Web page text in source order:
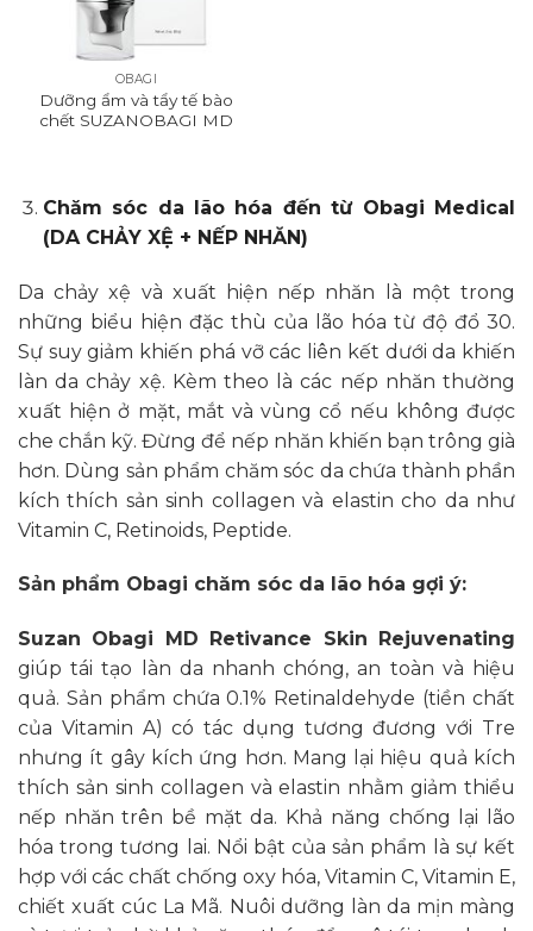
OBAGI
Dưỡng ẩm và tẩy tế bào
chết SUZANOBAGI MD
Chăm sóc da lão hóa đến từ Obagi Medical
(DA CHẢY XỆ + NẾP NHĂN)
Da chảy xệ và xuất hiện nếp nhăn là một trong
những biểu hiện đặc thù của lão hóa từ độ đổ 30.
Sự suy giảm khiến phá vỡ các liên kết dưới da khiến
làn da chảy xệ. Kèm theo là các nếp nhăn thường
xuất hiện ở mặt, mắt và vùng cổ nếu không được
che chắn kỹ. Đừng để nếp nhăn khiến bạn trông già
hơn. Dùng sản phẩm chăm sóc da chứa thành phần
kích thích sản sinh collagen và elastin cho da như
Vitamin C, Retinoids, Peptide.
Sản phẩm Obagi chăm sóc da lão hóa gợi ý:
Suzan Obagi MD Retivance Skin Rejuvenating
giúp tái tạo làn da nhanh chóng, an toàn và hiệu
quả. Sản phẩm chứa 0.1% Retinaldehyde (tiền chất
của Vitamin A) có tác dụng tương đương với Tre
nhưng ít gây kích ứng hơn. Mang lại hiệu quả kích
thích sản sinh collagen và elastin nhằm giảm thiểu
nếp nhăn trên bề mặt da. Khả năng chống lại lão
hóa trong tương lai. Nổi bật của sản phẩm là sự kết
hợp với các chất chống oxy hóa, Vitamin C, Vitamin E,
chiết xuất cúc La Mã. Nuôi dưỡng làn da mịn màng